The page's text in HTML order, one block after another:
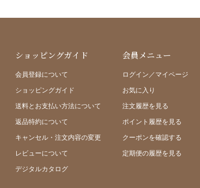
ショッピングガイド
会員登録について
ショッピングガイド
送料とお支払い方法について
返品特約について
キャンセル・注文内容の変更
レビューについて
デジタルカタログ
会員メニュー
ログイン／マイページ
お気に入り
注文履歴を見る
ポイント履歴を見る
クーポンを確認する
定期便の履歴を見る